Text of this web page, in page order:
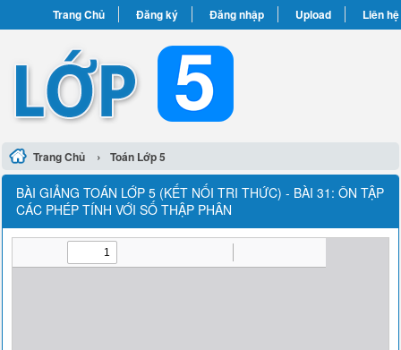
Trang Chủ Đăng ký Đăng nhập Upload Liên hệ
Trang Chủ › Toán Lớp 5
BÀI GIẢNG TOÁN LỚP 5 (KẾT NỐI TRI THỨC) - BÀI 31: ÔN TẬP
CÁC PHÉP TÍNH VỚI SỐ THẬP PHÂN